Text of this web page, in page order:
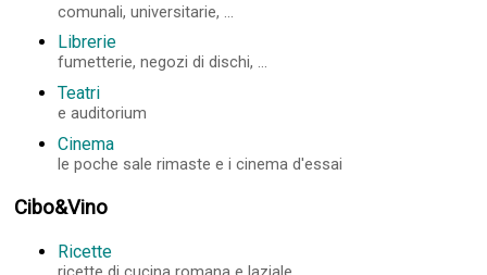
comunali, universitarie, ...
Librerie
fumetterie, negozi di dischi, ...
Teatri
e auditorium
Cinema
le poche sale rimaste e i cinema d'essai
Cibo&Vino
Ricette